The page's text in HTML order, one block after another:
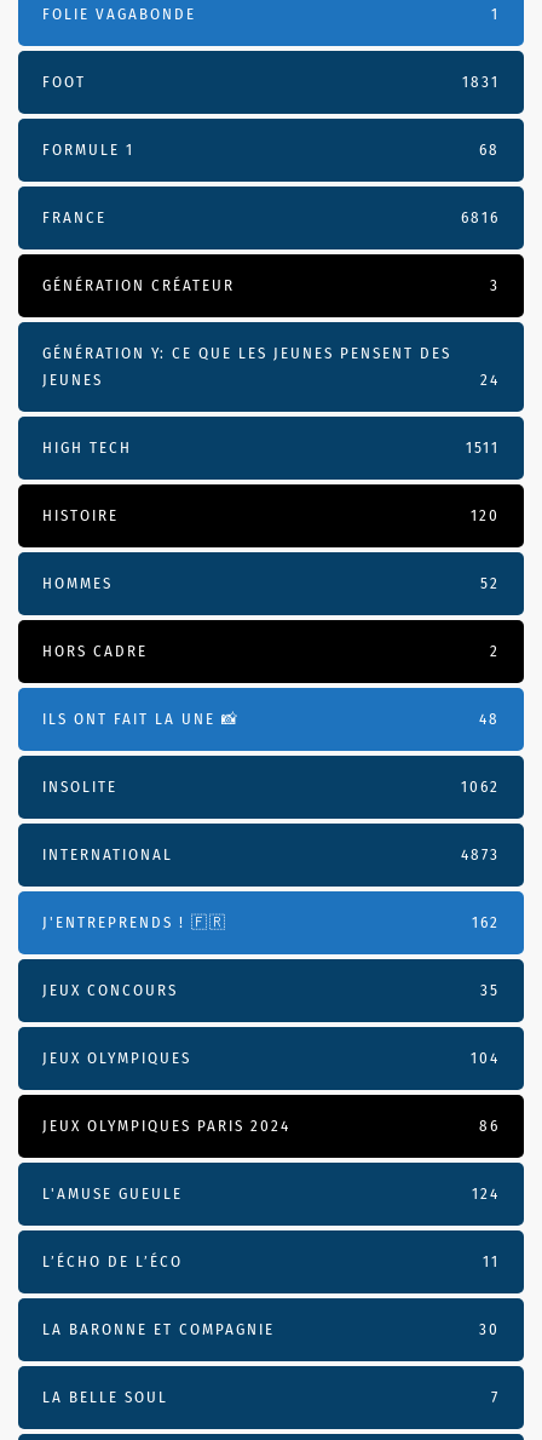
FOLIE VAGABONDE 1
FOOT 1831
FORMULE 1 68
FRANCE 6816
GÉNÉRATION CRÉATEUR 3
GÉNÉRATION Y: CE QUE LES JEUNES PENSENT DES
JEUNES
24
HIGH TECH 1511
HISTOIRE 120
HOMMES 52
HORS CADRE 2
ILS ONT FAIT LA UNE 📸 48
INSOLITE 1062
INTERNATIONAL 4873
J'ENTREPRENDS ! 🇫🇷 162
JEUX CONCOURS 35
JEUX OLYMPIQUES 104
JEUX OLYMPIQUES PARIS 2024 86
L'AMUSE GUEULE 124
L’ÉCHO DE L’ÉCO 11
LA BARONNE ET COMPAGNIE 30
LA BELLE SOUL 7